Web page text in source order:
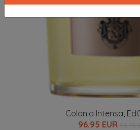
Colonia Intensa,
96.95 EUR